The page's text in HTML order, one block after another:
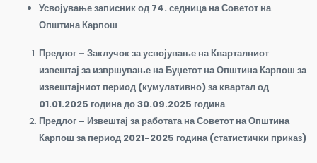
Усвојување записник од 74. седница на Советот на
Општина Карпош
Предлог – Заклучок заусвојување на Кварталниот
извештај за извршување на Буџетот на Општина Карпош за
извештајниот период (кумулативно) за квартал од
01.01.2025 година до 30.09.2025 година
Предлог – Извештај за работата на Советот на Општина
Карпош за период 2021-2025 година (статистички приказ)